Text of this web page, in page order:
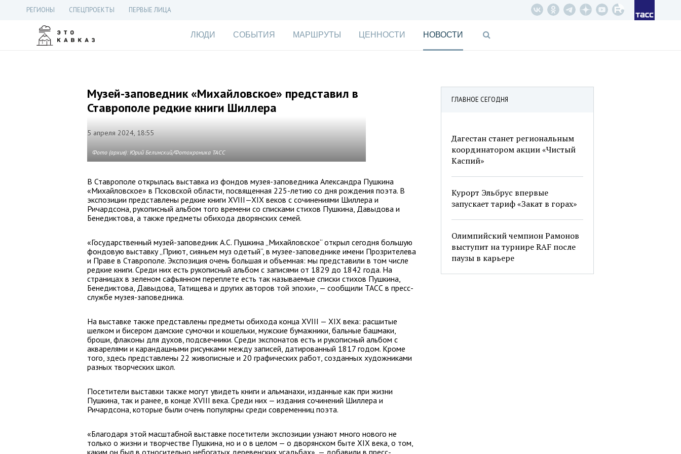
РЕГИОНЫ СПЕЦПРОЕКТЫ ПЕРВЫЕ ЛИЦА
ЛЮДИ СОБЫТИЯ МАРШРУТЫ ЦЕННОСТИ НОВОСТИ
ГЛАВНОЕ СЕГОДНЯ
Дагестан станет региональным
координатором акции «Чистый
Каспий»
Курорт Эльбрус впервые
запускает тариф «Закат в горах»
Олимпийский чемпион Рамонов
выступит на турнире RAF после
паузы в карьере
Музей-заповедник «Михайловское» представил в
Ставрополе редкие книги Шиллера
5 апреля 2024, 18:55
Фото (архив): Юрий Белинский/Фотохроника ТАСС
В Ставрополе открылась выставка из фондов музея-заповедника Александра Пушкина
«Михайловское» в Псковской области, посвященная 225-летию со дня рождения поэта. В
экспозиции представлены редкие книги XVIII—XIX веков с сочинениями Шиллера и
Ричардсона, рукописный альбом того времени со списками стихов Пушкина, Давыдова и
Бенедиктова, а также предметы обихода дворянских семей.
«Государственный музей-заповедник А.С. Пушкина „Михайловское“ открыл сегодня большую
фондовую выставку „Приют, сияньем муз одетый“, в музее-заповеднике имени Прозрителева
и Праве в Ставрополе. Экспозиция очень большая и объемная: мы представили в том числе
редкие книги. Среди них есть рукописный альбом с записями от 1829 до 1842 года. На
страницах в зеленом сафьянном переплете есть так называемые списки стихов Пушкина,
Бенедиктова, Давыдова, Татищева и других авторов той эпохи», — сообщили ТАСС в пресс-
службе музея-заповедника.
На выставке также представлены предметы обихода конца XVIII — XIX века: расшитые
шелком и бисером дамские сумочки и кошельки, мужские бумажники, бальные башмаки,
броши, флаконы для духов, подсвечники. Среди экспонатов есть и рукописный альбом с
акварелями и карандашными рисунками между записей, датированный 1817 годом. Кроме
того, здесь представлены 22 живописные и 20 графических работ, созданных художниками
разных творческих школ.
Посетители выставки также могут увидеть книги и альманахи, изданные как при жизни
Пушкина, так и ранее, в конце XVIII века. Среди них — издания сочинений Шиллера и
Ричардсона, которые были очень популярны среди современниц поэта.
«Благодаря этой масштабной выставке посетители экспозиции узнают много нового не
только о жизни и творчестве Пушкина, но и о в целом — о дворянском быте XIX века, о том,